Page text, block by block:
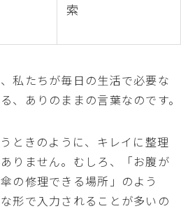
索
私たちが毎日の生活で必要な
、ありのままの言葉なのです。
ときのように、キレイに整理
りません。むしろ、「お腹が
の修理できる場所」のよう
形で入力されることが多いの